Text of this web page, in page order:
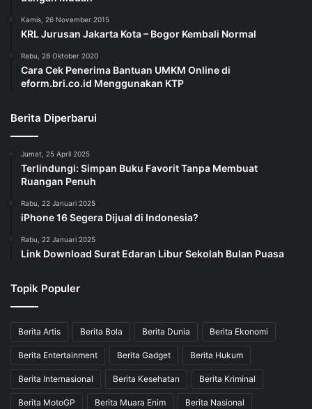
Kamis, 26 November 2015
KRL Jurusan Jakarta Kota – Bogor Kembali Normal
Rabu, 28 Oktober 2020
Cara Cek Penerima Bantuan UMKM Online di
eform.bri.co.id Menggunakan KTP
Berita Diperbarui
Jumat, 25 April 2025
Terlindungi: Simpan Buku Favorit Tanpa Membuat
Ruangan Penuh
Rabu, 22 Januari 2025
iPhone 16 Segera Dijual di Indonesia?
Rabu, 22 Januari 2025
Link Download Surat Edaran Libur Sekolah Bulan Puasa
Topik Populer
Berita Artis Berita Bola Berita Dunia Berita Ekonomi
Berita Entertainment Berita Gadget Berita Hukum
Berita Internasional Berita Kesehatan Berita Kriminal
Berita MotoGP Berita Muara Enim Berita Nasional